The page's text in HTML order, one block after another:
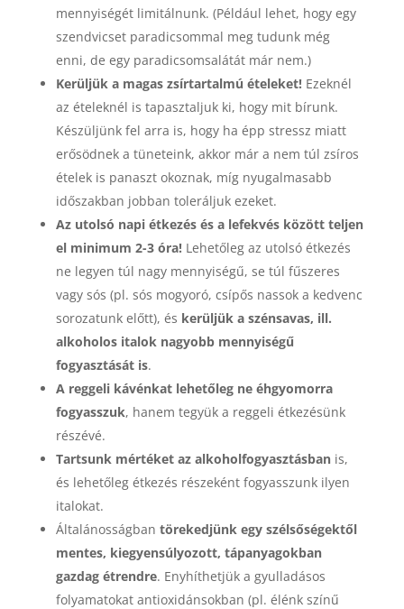
mennyiségét limitálnunk. (Például lehet, hogy egy
szendvicset paradicsommal meg tudunk még
enni, de egy paradicsomsalátát már nem.)
Kerüljük a magas zsírtartalmú ételeket!Ezeknél
az ételeknél is tapasztaljuk ki, hogy mit bírunk.
Készüljünk fel arra is, hogy ha épp stressz miatt
erősödnek a tüneteink, akkor már a nem túl zsíros
ételek is panaszt okoznak, míg nyugalmasabb
időszakban jobban toleráljuk ezeket.
Az utolsó napi étkezés és a lefekvés között teljen
el minimum 2-3 óra!Lehetőleg az utolsó étkezés
ne legyen túl nagy mennyiségű, se túl fűszeres
vagy sós (pl. sós mogyoró, csípős nassok a kedvenc
sorozatunk előtt), és kerüljük a szénsavas, ill.
alkoholos italok nagyobb mennyiségű
fogyasztását is.
A reggeli kávénkat lehetőleg ne éhgyomorra
fogyasszuk, hanem tegyük a reggeli étkezésünk
részévé.
Tartsunk mértéket az alkoholfogyasztásbanis,
és lehetőleg étkezés részeként fogyasszunk ilyen
italokat.
Általánosságban törekedjünk egy szélsőségektől
mentes, kiegyensúlyozott, tápanyagokban
gazdag étrendre. Enyhíthetjük a gyulladásos
folyamatokat antioxidánsokban (pl. élénk színű